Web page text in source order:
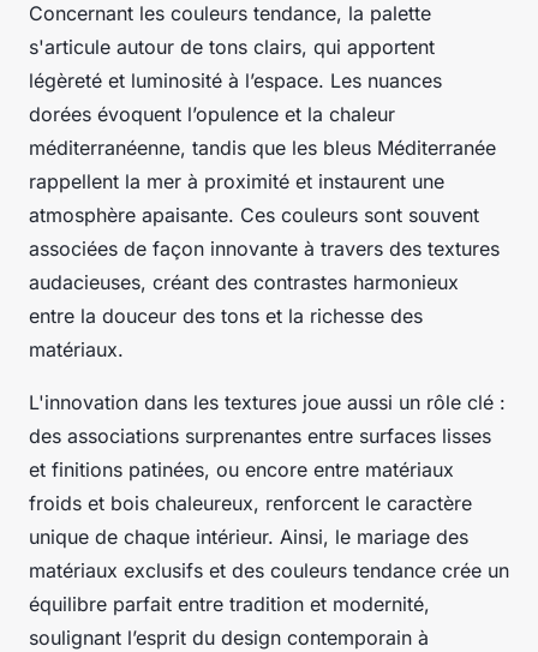
Concernant les couleurs tendance, la palette
s'articule autour de tons clairs, qui apportent
légèreté et luminosité à l’espace. Les nuances
dorées évoquent l’opulence et la chaleur
méditerranéenne, tandis que les bleus Méditerranée
rappellent la mer à proximité et instaurent une
atmosphère apaisante. Ces couleurs sont souvent
associées de façon innovante à travers des textures
audacieuses, créant des contrastes harmonieux
entre la douceur des tons et la richesse des
matériaux.
L'innovation dans les textures joue aussi un rôle clé :
des associations surprenantes entre surfaces lisses
et finitions patinées, ou encore entre matériaux
froids et bois chaleureux, renforcent le caractère
unique de chaque intérieur. Ainsi, le mariage des
matériaux exclusifs et des couleurs tendance crée un
équilibre parfait entre tradition et modernité,
soulignant l’esprit du design contemporain à